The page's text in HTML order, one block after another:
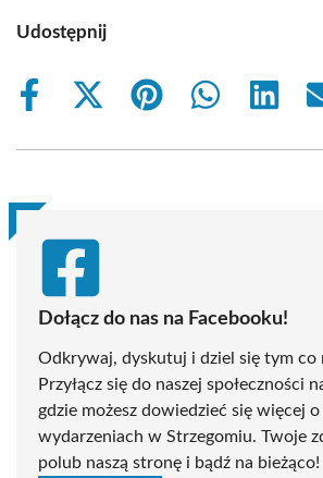
Udostępnij
Share
Share
(Twitter)
Share
Share
Share
Dołącz do nas na Facebooku!
Odkrywaj, dyskutuj i dziel się tym co
Przyłącz się do naszej społeczności
gdzie możesz dowiedzieć się więcej
wydarzeniach w Strzegomiu. Twoje
polub naszą stronę i bądź na bieżąco!